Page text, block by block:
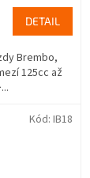
DETAIL
Brembo,
125cc až
Kód: IB18